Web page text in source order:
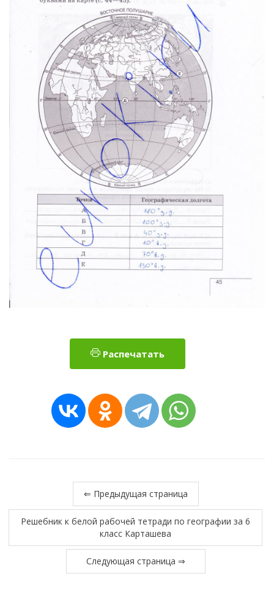
Распечатать
⇐ Предыдущая страница
Решебник к белой рабочей тетради по географии за 6
класс Карташева
Следующая страница ⇒